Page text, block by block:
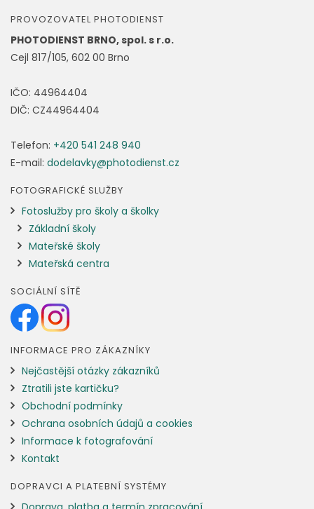
PROVOZOVATEL PHOTODIENST
PHOTODIENST BRNO, spol. s r.o.
Cejl 817/105, 602 00 Brno
IČO: 44964404
DIČ: CZ44964404
Telefon: +420 541 248 940
E-mail: dodelavky@photodienst.cz
FOTOGRAFICKÉ SLUŽBY
Fotoslužby pro školy a školky
Základní školy
Mateřské školy
Mateřská centra
SOCIÁLNÍ SÍTĚ
INFORMACE PRO ZÁKAZNÍKY
Nejčastější otázky zákazníků
Ztratili jste kartičku?
Obchodní podmínky
Ochrana osobních údajů a cookies
Informace k fotografování
Kontakt
DOPRAVCI A PLATEBNÍ SYSTÉMY